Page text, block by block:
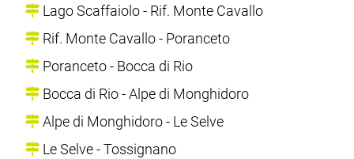
Lago Scaffaiolo - Rif. Monte Cavallo
Rif. Monte Cavallo - Poranceto
Poranceto - Bocca di Rio
Bocca di Rio - Alpe di Monghidoro
Alpe di Monghidoro - Le Selve
Le Selve - Tossignano